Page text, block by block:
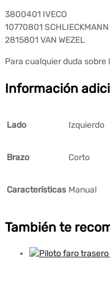
3800401 IVECO
10770801 SCHLIECKMANN
2815801 VAN WEZEL
Para cualquier duda
Información
Lado Izquierdo
Brazo Corto
Características Manual
También te